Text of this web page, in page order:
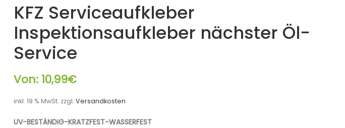
KFZ Serviceaufkleber
Inspektionsaufkleber nächster Öl-
Service
Von: 10,99€
inkl. 19 % MwSt. zzgl. Versandkosten
UV-BESTÄNDIG-KRATZFEST-WASSERFEST